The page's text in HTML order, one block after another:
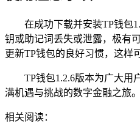
在成功下载并安装TP钱包
钥或助记词丢失或泄露，极有
更新TP钱包的良好习惯，这样
TP钱包1.2.6版本为广大
满机遇与挑战的数字金融之旅。
相关阅读：